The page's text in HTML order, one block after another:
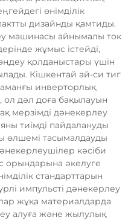
өнімділік
дизайнды қамтиды.
машинасы айнымалы ток
жұмыс істейді,
қолданыстары үшін
Кішкентай ай-си тиг
инверторлық
ол дәл доға бақылауын
мерзімді дәнекерлеу
тиімді пайдалануды
өлшемі тасымалдауды
кәсіби
орындарына әкелуге
стандарттарын
импульсті дәнекерлеу
жұқа материалдарда
алуға және жылулық